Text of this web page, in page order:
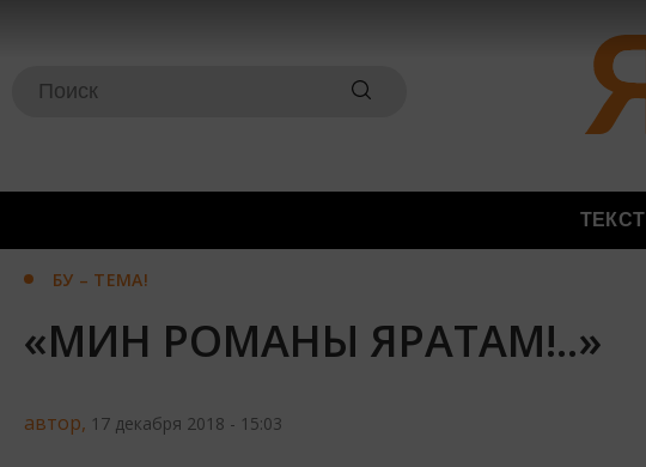
ТЕКСТ
БУ – ТЕМА!
«МИН РОМАНЫ ЯРАТАМ!..»
автор, 17 декабря 2018 - 15:03